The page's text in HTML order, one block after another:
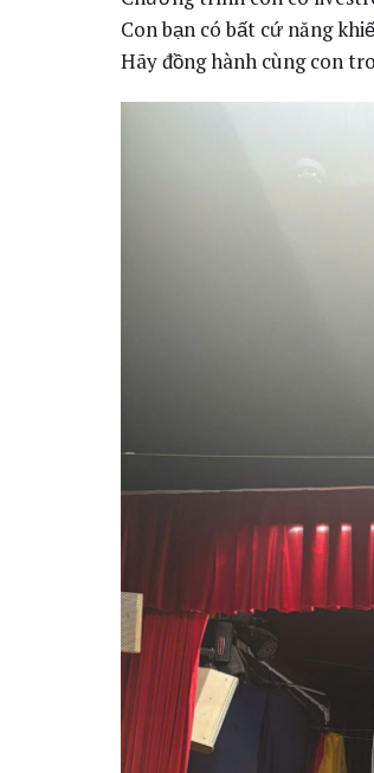
Con bạn có bất cứ năng
Hãy đồng hành cùng con